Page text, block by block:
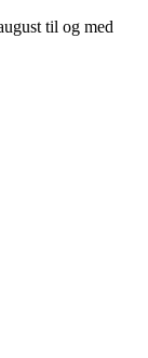
til og med